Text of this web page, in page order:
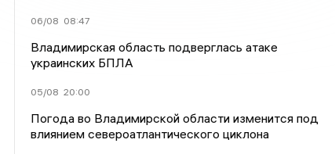
06/08 08:47
Владимирская область подверглась атаке
украинских БПЛА
05/08 20:00
Погода во Владимирской области изменится под
влиянием североатлантического циклона